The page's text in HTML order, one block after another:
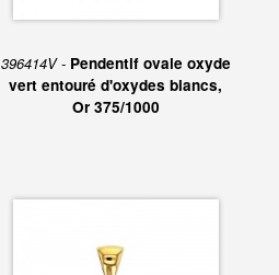
396414V - Pendentif ovale oxyde
vert entouré d'oxydes blancs,
Or 375/1000